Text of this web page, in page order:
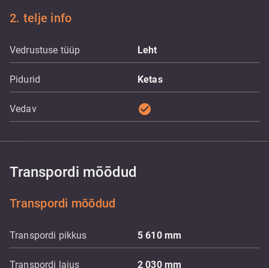
2. telje info
Vedrustuse tüüp Leht
Pidurid Ketas
Vedav check_circle
Transpordi mõõdud
Transpordi mõõdud
Transpordi pikkus 5 610 mm
Transpordi laius 2 030 mm